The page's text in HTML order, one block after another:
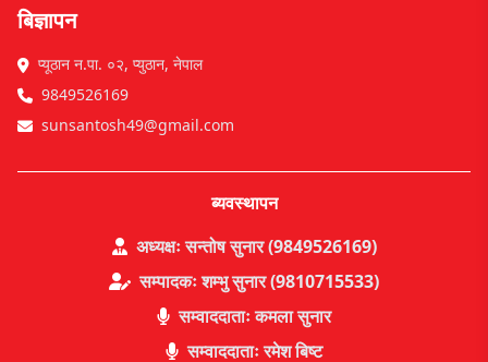
बिज्ञापन
प्यूठान न.पा. ०२, प्युठान, नेपाल
9849526169
sunsantosh49@gmail.com
ब्यवस्थापन
अध्यक्षः सन्तोष सुनार (9849526169)
सम्पादकः शम्भु सुनार (9810715533)
सम्वाददाताः कमला सुनार
सम्वाददाताः रमेश बिष्ट